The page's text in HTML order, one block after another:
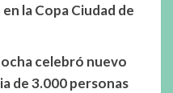
la Copa Ciudad de
celebró nuevo
de 3.000 personas